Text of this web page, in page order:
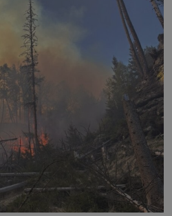
skutečné zombie není nic
[…]